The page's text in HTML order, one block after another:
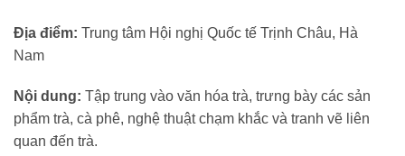
Địa điểm: Trung tâm Hội nghị Quốc tế Trịnh Châu, Hà
Nam
Nội dung: Tập trung vào văn hóa trà, trưng bày các sản
phẩm trà, cà phê, nghệ thuật chạm khắc và tranh vẽ liên
quan đến trà.